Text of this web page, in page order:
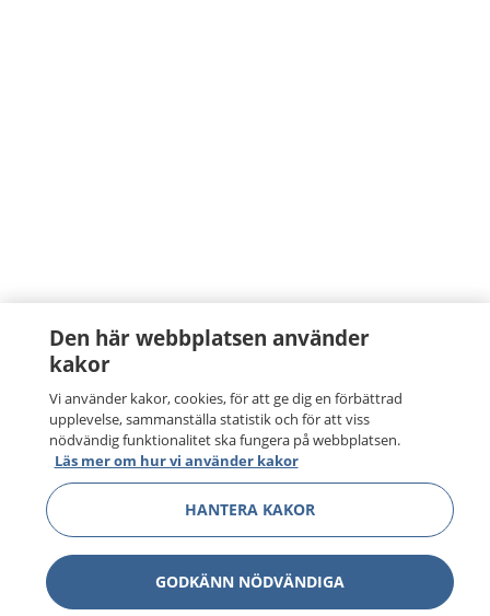
Den här webbplatsen använder
kakor
Vi använder kakor, cookies, för att ge dig en förbättrad
upplevelse, sammanställa statistik och för att viss
nödvändig funktionalitet ska fungera på webbplatsen.
Läs mer om hur vi använder kakor
HANTERA KAKOR
GODKÄNN NÖDVÄNDIGA